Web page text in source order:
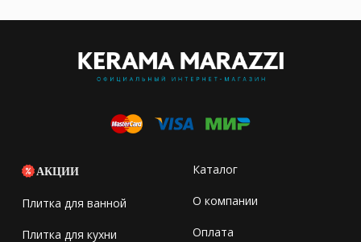
АКЦИИ
Плитка для ванной
Плитка для кухни
Каталог
О компании
Оплата